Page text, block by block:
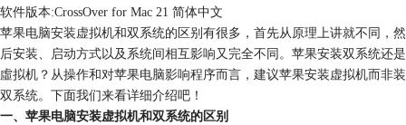
软件版本:CrossOver for Mac 21 简体中文
苹果电脑安装虚拟机和双系统的区别有很多，首先从原理上讲就不同，然
后安装、启动方式以及系统间相互影响又完全不同。苹果安装双系统还是
虛拟机？从操作和对苹果电脑影响程序而言，建议苹果安装虚拟机而非装
双系统。下面我们来看详细介绍吧！
一、苹果电脑安装虚拟机和双系统的区别